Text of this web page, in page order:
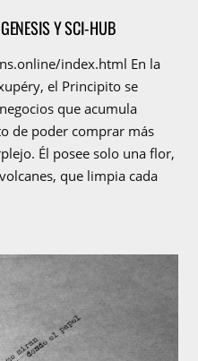
Y SCI-HUB
index.html En la
el Principito se
que acumula
de poder comprar más
Él posee solo una flor,
que limpia cada